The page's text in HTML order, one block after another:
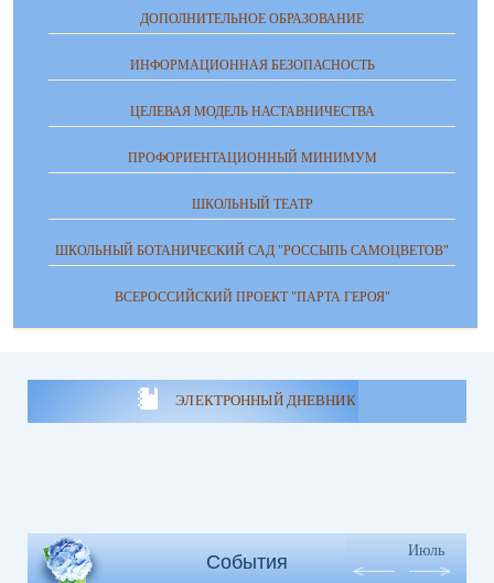
ДОПОЛНИТЕЛЬНОЕ ОБРАЗОВАНИЕ
ИНФОРМАЦИОННАЯ БЕЗОПАСНОСТЬ
ЦЕЛЕВАЯ МОДЕЛЬ НАСТАВНИЧЕСТВА
ПРОФОРИЕНТАЦИОННЫЙ МИНИМУМ
ШКОЛЬНЫЙ ТЕАТР
ШКОЛЬНЫЙ БОТАНИЧЕСКИЙ САД "РОССЫПЬ САМОЦВЕТОВ"
ВСЕРОССИЙСКИЙ ПРОЕКТ "ПАРТА ГЕРОЯ"
ЭЛЕКТРОННЫЙ ДНЕВНИК
События
Июль